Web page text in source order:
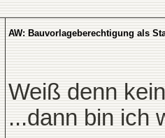
AW: Bauvorlageberechtigung als
Weiß denn
...dann bin ich